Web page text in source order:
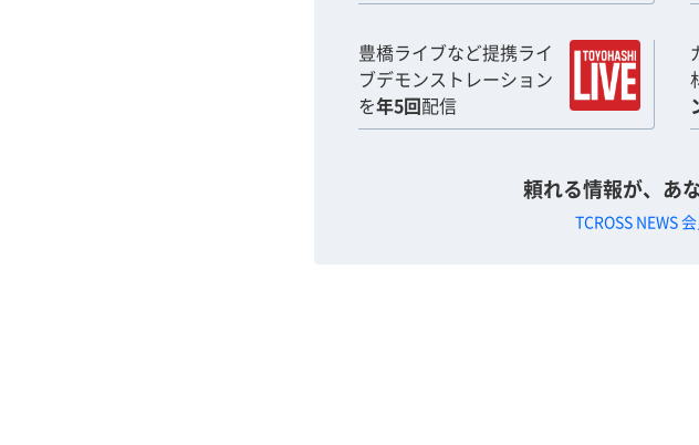
豊橋ライブなど提携ライ
ブデモンストレーション
を年5回 配信
頼れる情報が、あ
TCROSS NEWS